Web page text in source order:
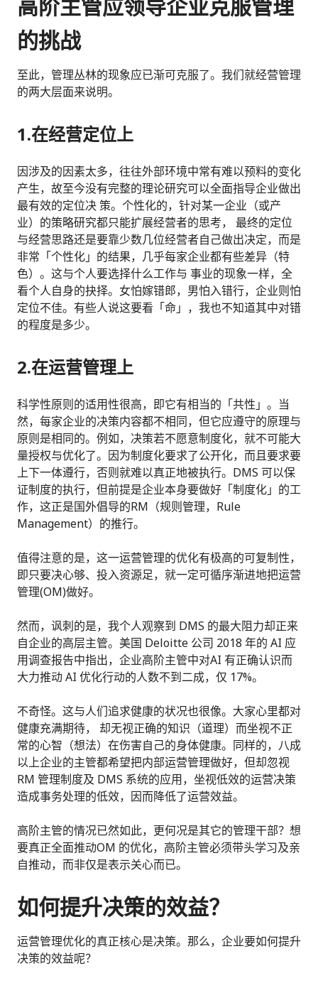
的挑战
至此，管理丛林的现象应已渐可克服了。我们就经营管理
的两大层面来说明。
1.在经营定位上
因涉及的因素太多，往往外部环境中常有难以预料的变化
产生，故至今没有完整的理论研究可以全面指导企业做出
最有效的定位决 策。个性化的，针对某一企业（或产
业）的策略研究都只能扩展经营者的思考， 最终的定位
与经营思路还是要靠少数几位经营者自己做出决定，而是
非常「个性化」的结果，几乎每家企业都有些差异（特
色）。这与个人要选择什么工作与 事业的现象一样，全
看个人自身的抉择。女怕嫁错郎，男怕入错行，企业则怕
定位不佳。有些人说这要看「命」，我也不知道其中对错
的程度是多少。
2.在运营管理上
科学性原则的适用性很高，即它有相当的「共性」。当
然，每家企业的决策内容都不相同，但它应遵守的原理与
原则是相同的。例如，决策若不愿意制度化，就不可能大
量授权与优化了。因为制度化要求了公开化，而且要求要
上下一体遵行，否则就难以真正地被执行。DMS 可以保
证制度的执行，但前提是企业本身要做好「制度化」的工
作，这正是国外倡导的RM（规则管理，Rule
Management）的推行。
值得注意的是，这一运营管理的优化有极高的可复制性，
即只要决心够、投入资源足，就一定可循序渐进地把运营
管理(OM)做好。
然而，讽刺的是，我个人观察到 DMS 的最大阻力却正来
自企业的高层主管。美国 Deloitte 公司 2018 年的 AI 应
用调查报告中指出，企业高阶主管中对AI 有正确认识而
大力推动 AI 优化行动的人数不到二成，仅 17%。
不奇怪。这与人们追求健康的状况也很像。大家心里都对
健康充满期待， 却无视正确的知识（道理）而坐视不正
常的心智（想法）在伤害自己的身体健康。同样的，八成
以上企业的主管都希望把内部运营管理做好，但却忽视
RM 管理制度及 DMS 系统的应用，坐视低效的运营决策
造成事务处理的低效，因而降低了运营效益。
高阶主管的情况已然如此，更何况是其它的管理干部？想
要真正全面推动OM 的优化，高阶主管必须带头学习及亲
自推动，而非仅是表示关心而已。
如何提升决策的效益？
运营管理优化的真正核心是决策。那么，企业要如何提升
决策的效益呢？